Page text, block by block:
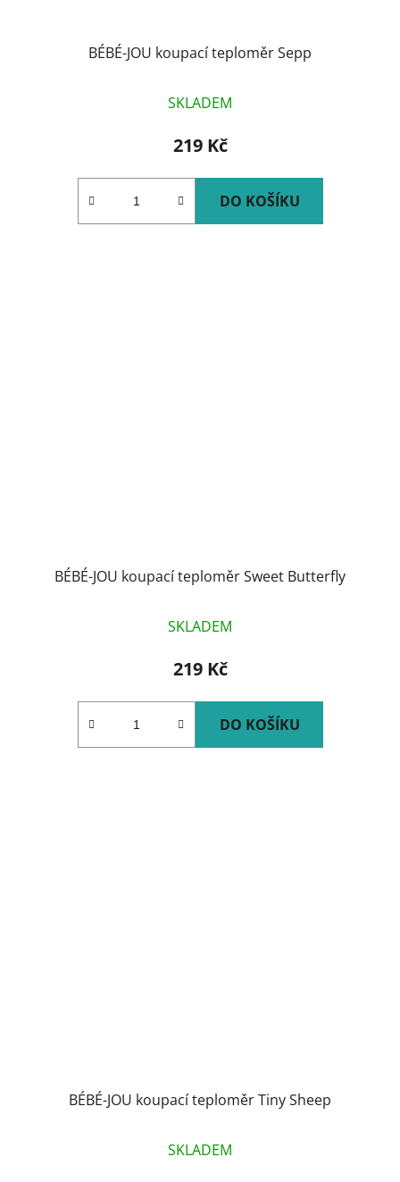
BÉBÉ-JOU koupací teploměr Sepp
SKLADEM
219 Kč
DO KOŠÍKU
BÉBÉ-JOU koupací teploměr Sweet Butterfly
SKLADEM
219 Kč
DO KOŠÍKU
BÉBÉ-JOU koupací teploměr Tiny Sheep
SKLADEM